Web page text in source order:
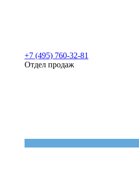
+7 (495) 760-32-81
Отдел продаж